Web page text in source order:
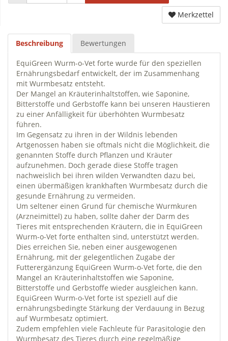
Merkzettel
Beschreibung Bewertungen
EquiGreen Wurm-o-Vet forte wurde für den speziellen
Ernährungsbedarf entwickelt, der im Zusammenhang
mit Wurmbesatz entsteht.
Der Mangel an Kräuterinhaltstoffen, wie Saponine,
Bitterstoffe und Gerbstoffe kann bei unseren Haustieren
zu einer Anfälligkeit für überhöhten Wurmbesatz
führen.
Im Gegensatz zu ihren in der Wildnis lebenden
Artgenossen haben sie oftmals nicht die Möglichkeit, die
genannten Stoffe durch Pflanzen und Kräuter
aufzunehmen. Doch gerade diese Stoffe tragen
nachweislich bei ihren wilden Verwandten dazu bei,
einen übermäßigen krankhaften Wurmbesatz durch die
gesunde Ernährung zu vermeiden.
Um seltener einen Grund für chemische Wurmkuren
(Arzneimittel) zu haben, sollte daher der Darm des
Tieres mit entsprechenden Kräutern, die in EquiGreen
Wurm-o-Vet forte enthalten sind, unterstützt werden.
Dies erreichen Sie, neben einer ausgewogenen
Ernährung, mit der gelegentlichen Zugabe der
Futterergänzung EquiGreen Wurm-o-Vet forte, die den
Mangel an Kräuterinhaltstoffen wie Saponine,
Bitterstoffe und Gerbstoffe wieder ausgleichen kann.
EquiGreen Wurm-o-Vet forte ist speziell auf die
ernährungsbedingte Stärkung der Verdauung in Bezug
auf Wurmbesatz optimiert.
Zudem empfehlen viele Fachleute für Parasitologie den
Wurmbesatz des Tieres durch eine regelmäßige